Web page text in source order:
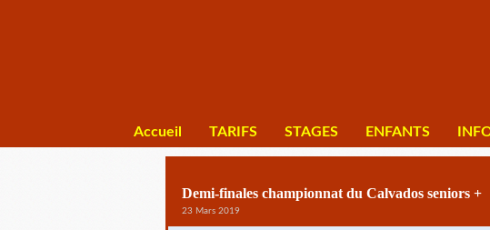
Accueil TARIFS STAGES ENFANTS
Demi-finales championnat du Calvados seniors +
23 Mars 2019